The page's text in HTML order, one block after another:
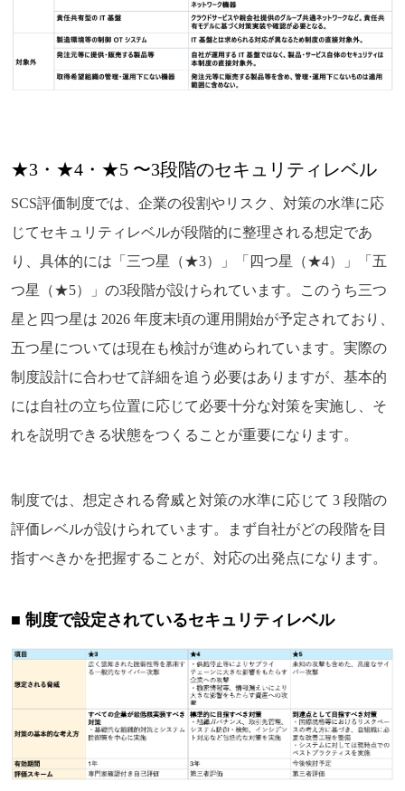
★3・★4・★5 〜3段階のセキュリティレベル
SCS評価制度では、企業の役割やリスク、対策の水準に応
じてセキュリティレベルが段階的に整理される想定であ
り、具体的には「三つ星（★3）」「四つ星（★4）」「五
つ星（★5）」の3段階が設けられています。このうち三つ
星と四つ星は 2026 年度末頃の運用開始が予定されており、
五つ星については現在も検討が進められています。実際の
制度設計に合わせて詳細を追う必要はありますが、基本的
には自社の立ち位置に応じて必要十分な対策を実施し、そ
れを説明できる状態をつくることが重要になります。
制度では、想定される脅威と対策の水準に応じて 3 段階の
評価レベルが設けられています。まず自社がどの段階を目
指すべきかを把握することが、対応の出発点になります。
■ 制度で設定されているセキュリティレベル